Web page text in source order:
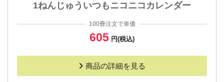
1ねんじゅういつもニコニコカレンダー
100冊注文で単価
605 円(税込)
商品の詳細を見る